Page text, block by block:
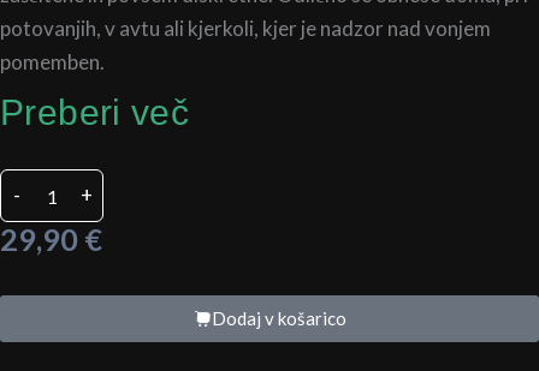
potovanjih, v avtu ali kjerkoli, kjer je nadzor nad vonjem
pomemben.
Preberi več
-
AC
Infinity
Smell
Proof
količina
+
29,90 €
Dodaj v košarico